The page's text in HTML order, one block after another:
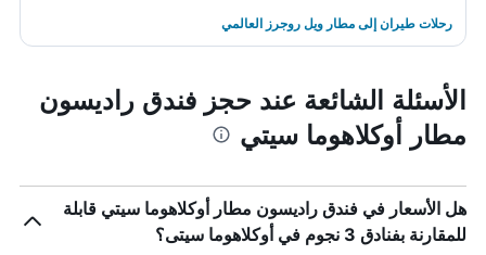
رحلات طيران إلى مطار ويل روجرز العالمي
الأسئلة الشائعة عند حجز فندق راديسون
مطار أوكلاهوما سيتي
هل الأسعار في فندق راديسون مطار أوكلاهوما سيتي قابلة
للمقارنة بفنادق 3 نجوم في أوكلاهوما سيتى؟